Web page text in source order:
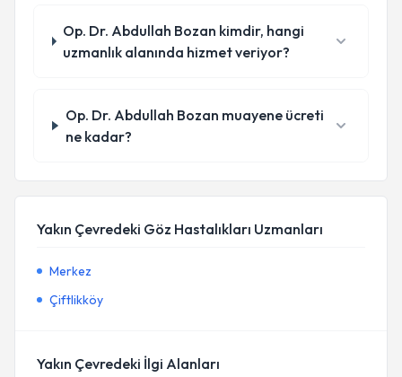
Op. Dr. Abdullah Bozan kimdir, hangi
uzmanlık alanında hizmet veriyor?
Op. Dr. Abdullah Bozan muayene ücreti
ne kadar?
Yakın Çevredeki Göz Hastalıkları Uzmanları
Merkez
Çiftlikköy
Yakın Çevredeki İlgi Alanları